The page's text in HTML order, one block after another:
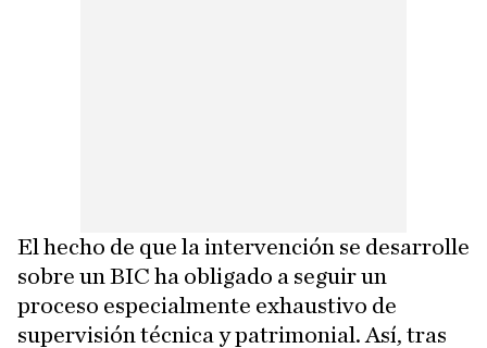
El hecho de que la intervención se desarrolle
sobre un BIC ha obligado a seguir un
proceso especialmente exhaustivo de
supervisión técnica y patrimonial. Así, tras